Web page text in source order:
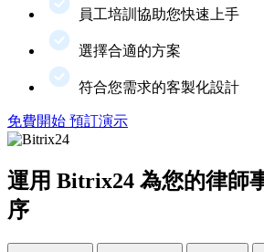
員工培訓協助您快速上手
選擇合適的方案
符合您需求的客製化設計
免費開始 預訂演示
運用 Bitrix24 為您的律師
序